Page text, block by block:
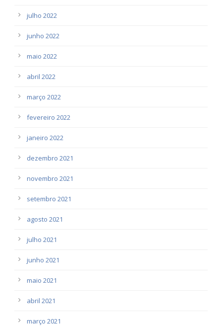
julho 2022
junho 2022
maio 2022
abril 2022
março 2022
fevereiro 2022
janeiro 2022
dezembro 2021
novembro 2021
setembro 2021
agosto 2021
julho 2021
junho 2021
maio 2021
abril 2021
março 2021